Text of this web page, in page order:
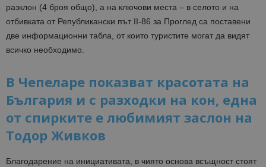
разклон (4 броя общо), а на ключови места – в селото и на
отбивката от Републикански път II-86 за Проглед са поставени
две информационни табла, от които туристите могат да видят
всичко необходимо.
В Чепеларе показват красотата на
България и с разходки на кон, една
от спирките е любимият заслон на
Тодор Живков
Благодарение на инициативата, в чиято основа всъщност стоят